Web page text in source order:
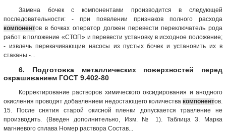
Замена бочек с компонентами производится в следующей
последовательности: - при появлении признаков полного расхода
компонентов в бочках оператор должен перевести переключатель рода
работ в положение «СТОП» и перевести установку в исходное положение;
- извлечь перекачивающие насосы из пустых бочек и установить их в
стаканы -...
6. Подготовка металлических поверхностей перед
окрашиванием ГОСТ 9.402-80
Корректирование растворов химического оксидирования и анодного
окисления проводят добавлением недостающего количества компонентов.
15. После снятия старой окисной пленки допускается травление не
производить. (Введен дополнительно, Изм. № 1). Таблица 3. Марка
магниевого сплава Номер раствора Состав...